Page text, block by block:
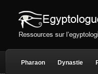
Pharaon Dynastie